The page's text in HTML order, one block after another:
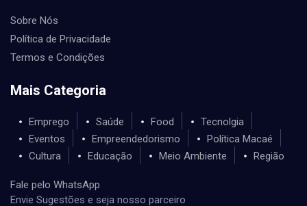
Sobre Nós
Política de Privacidade
Termos e Condições
Mais Categoria
Emprego Saúde Food
Tecnolgia
Eventos
Empreendedorismo
Política Macaé
Cultura
Educação Meio Ambiente Região
Fale pelo WhatsApp
Envie Sugestões e seja nosso parceiro